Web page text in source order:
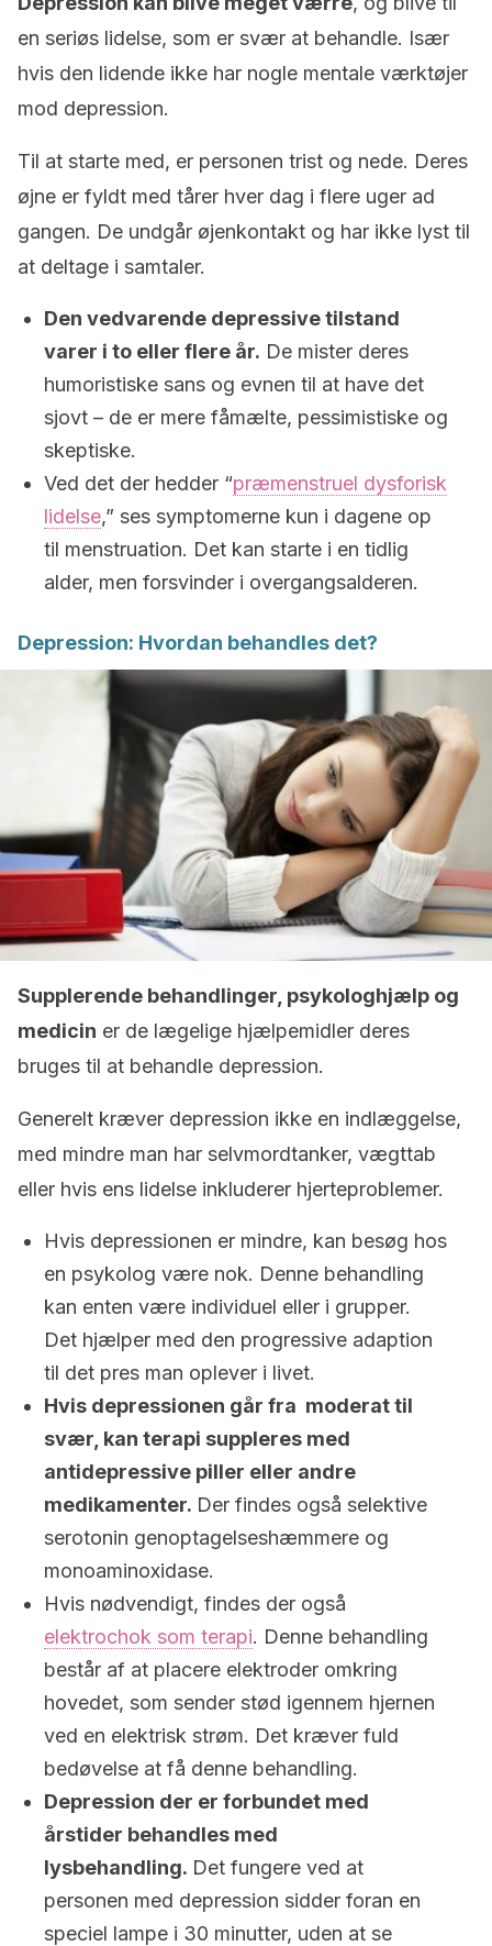
en seriøs lidelse, som er svær at behandle. Især
hvis den lidende ikke har nogle mentale værktøjer
mod depression.
Til at starte med, er personen trist og nede. Deres
øjne er fyldt med tårer hver dag i flere uger ad
gangen. De undgår øjenkontakt og har ikke lyst til
at deltage i samtaler.
Den vedvarende depressive tilstand
varer i to eller flere år. De mister deres
humoristiske sans og evnen til at have det
sjovt – de er mere fåmælte, pessimistiske og
skeptiske.
Ved det der hedder “præmenstruel dysforisk
lidelse,” ses symptomerne kun i dagene op
til menstruation. Det kan starte i en tidlig
alder, men forsvinder i overgangsalderen.
Depression: Hvordan behandles det?
Supplerende behandlinger, psykologhjælp og
medicin er de lægelige hjælpemidler deres
bruges til at behandle depression.
Generelt kræver depression ikke en indlæggelse,
med mindre man har selvmordtanker, vægttab
eller hvis ens lidelse inkluderer hjerteproblemer.
Hvis depressionen er mindre, kan besøg hos
en psykolog være nok. Denne behandling
kan enten være individuel eller i grupper.
Det hjælper med den progressive adaption
til det pres man oplever i livet.
Hvis depressionen går fra moderat til
svær, kan terapi suppleres med
antidepressive piller eller andre
medikamenter. Der findes også selektive
serotonin genoptagelseshæmmere og
monoaminoxidase.
Hvis nødvendigt, findes der også
elektrochok som terapi. Denne behandling
består af at placere elektroder omkring
hovedet, som sender stød igennem hjernen
ved en elektrisk strøm. Det kræver fuld
bedøvelse at få denne behandling.
Depression der er forbundet med
årstider behandles med
lysbehandling. Det fungere ved at
personen med depression sidder foran en
speciel lampe i 30 minutter, uden at se